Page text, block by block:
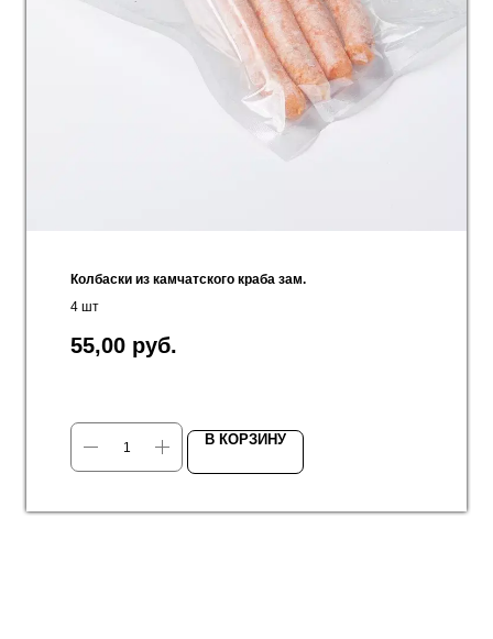
Колбаски из камчатского краба зам.
4 шт
55,00 руб.
В КОРЗИНУ